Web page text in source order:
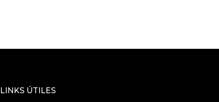
LINKS ÚTILES